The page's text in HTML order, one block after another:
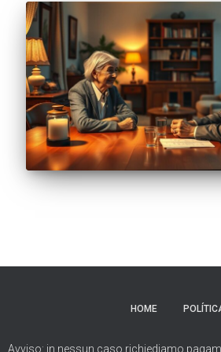
HOME
Avviso: in nessun caso richiediamo